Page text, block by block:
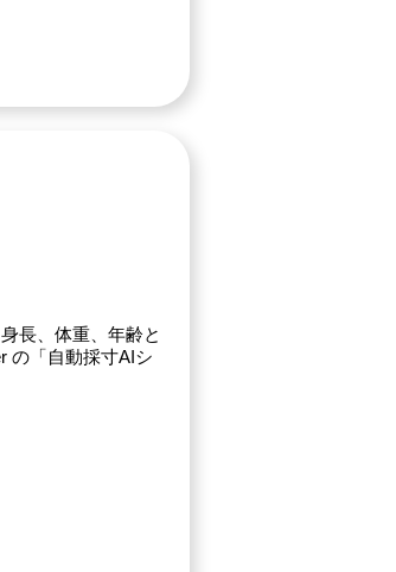
長、体重、年齢と
の「自動採寸AIシ